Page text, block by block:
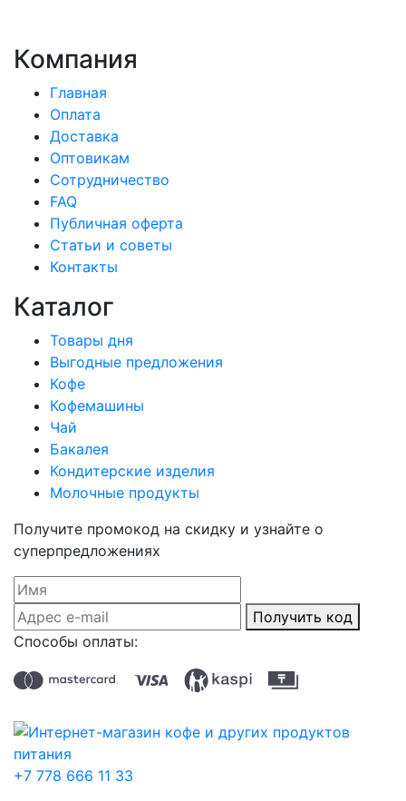
Компания
Главная
Оплата
Доставка
Оптовикам
Сотрудничество
FAQ
Публичная оферта
Статьи и советы
Контакты
Каталог
Товары дня
Выгодные предложения
Кофе
Кофемашины
Чай
Бакалея
Кондитерские изделия
Молочные продукты
Получите промокод на скидку и узнайте о
суперпредложениях
Получить код
Способы оплаты:
+7 778 666 11 33